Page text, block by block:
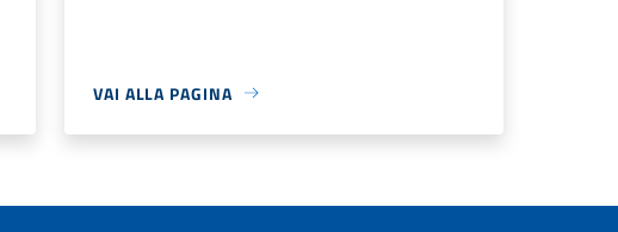
VAI ALLA PAGINA